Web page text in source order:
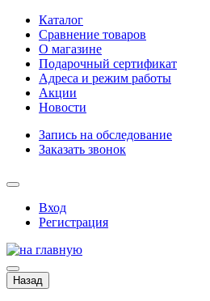
Каталог
Сравнение товаров
О магазине
Подарочный сертификат
Адреса и режим работы
Акции
Новости
Запись на обследование
Заказать звонок
Вход
Регистрация
Назад